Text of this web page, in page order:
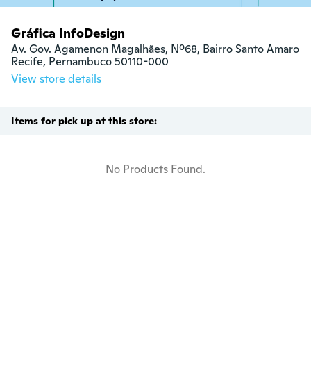
Gráfica InfoDesign
Av. Gov. Agamenon Magalhães, Nº68, Bairro Santo Amaro
Recife, Pernambuco 50110-000
View store details
Items for pick up at this store:
No Products Found.